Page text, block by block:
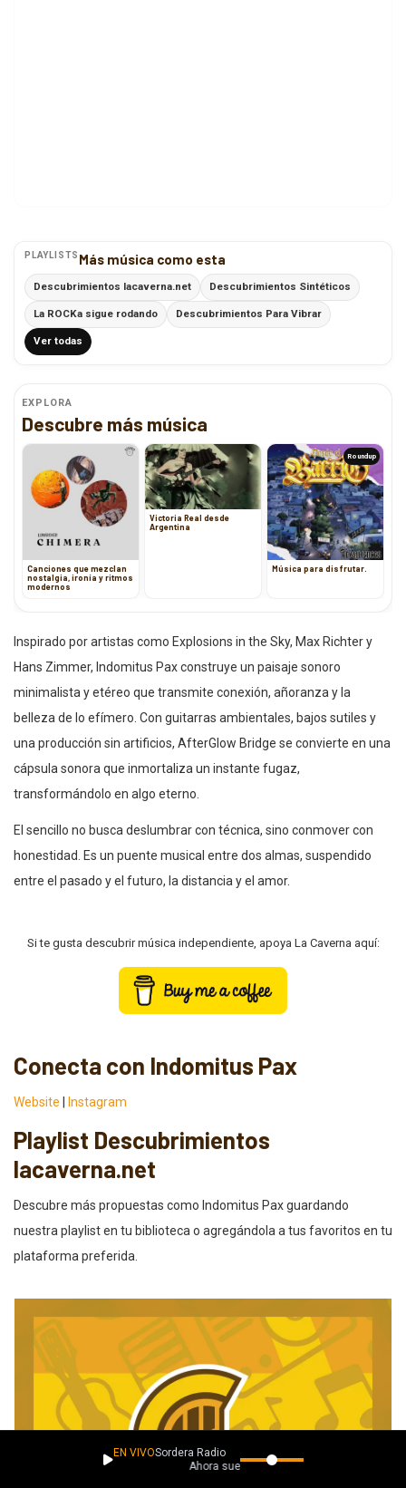
PLAYLISTS Más música como esta
Descubrimientos lacaverna.net Descubrimientos Sintéticos
La ROCKa sigue rodando Descubrimientos Para Vibrar
Ver todas
EXPLORA
Descubre más música
Canciones que mezclan
nostalgia, ironía y ritmos
modernos
Victoria Real desde
Argentina
Roundup
Música para disfrutar.
Inspirado por artistas como Explosions in the Sky, Max Richter y
Hans Zimmer, Indomitus Pax construye un paisaje sonoro
minimalista y etéreo que transmite conexión, añoranza y la
belleza de lo efímero. Con guitarras ambientales, bajos sutiles y
una producción sin artificios, AfterGlow Bridge se convierte en una
cápsula sonora que inmortaliza un instante fugaz,
transformándolo en algo eterno.
El sencillo no busca deslumbrar con técnica, sino conmover con
honestidad. Es un puente musical entre dos almas, suspendido
entre el pasado y el futuro, la distancia y el amor.
Si te gusta descubrir música independiente, apoya La Caverna aquí:
Conecta con Indomitus Pax
Website Instagram
Playlist Descubrimientos
lacaverna.net
Descubre más propuestas como Indomitus Pax guardando
nuestra playlist en tu biblioteca o agregándola a tus favoritos en tu
plataforma preferida.
EN VIVOSordera Radio
Ahora suena